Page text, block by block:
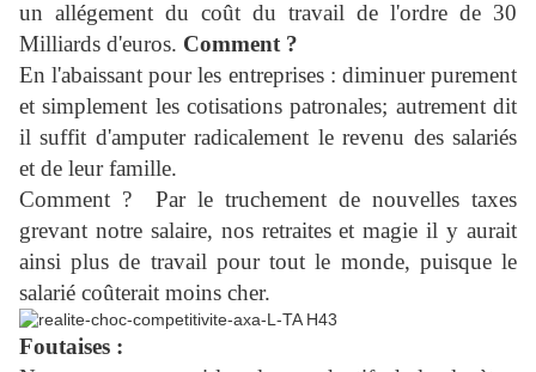
un allégement du coût du travail de l'ordre de 30
Milliards d'euros. Comment ?
En l'abaissant pour les entreprises : diminuer purement
et simplement les cotisations patronales; autrement dit
il suffit d'amputer radicalement le revenu des salariés
et de leur famille.
Comment ? Par le truchement de nouvelles taxes
grevant notre salaire, nos retraites et magie il y aurait
ainsi plus de travail pour tout le monde, puisque le
salarié coûterait moins cher.
Foutaises :